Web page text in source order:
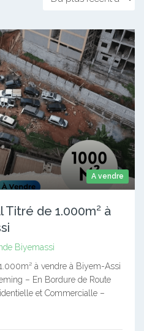
A vendre
Titré de 1.000m² à
Biyemassi
à vendre à Biyem-Assi
– En Bordure de Route
et Commercialle –